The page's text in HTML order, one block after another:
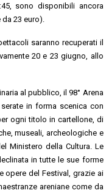
sono disponibili ancora
23 euro).
saranno recuperati il
20 e 23 giugno, allo
al pubblico, il 98° Arena
in forma scenica con
ogni titolo in cartellone, di
museali, archeologiche e
Ministero della Cultura. Le
in tutte le sue forme
opere del Festival, grazie ai
areniane come da